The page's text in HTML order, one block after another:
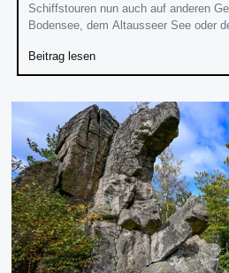
Schiffstouren nun auch auf anderen
Bodensee, dem Altausseer See oder
Beitrag lesen